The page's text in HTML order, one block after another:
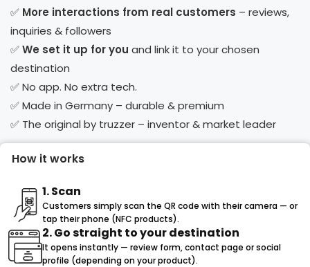
✅ More interactions from real customers – reviews,
inquiries & followers
✅We set it up for you and link it to your chosen
destination
✅ No app. No extra tech.
✅ Made in Germany – durable & premium
✅ The original by truzzer – inventor & market leader
How it works
1. Scan
Customers simply scan the QR code with their camera — or
tap their phone (NFC products).
2. Go straight to your destination
It opens instantly — review form, contact page or social
profile (depending on your product).